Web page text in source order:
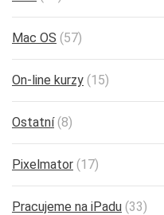
Mac OS (57)
On-line kurzy (15)
Ostatní(8)
Pixelmator (17)
Pracujeme na iPadu (33)